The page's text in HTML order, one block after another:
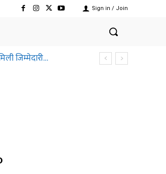
Sign in / Join
क्यों कहा ऐसा